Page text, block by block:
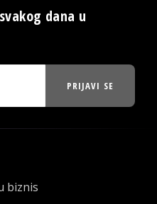
dana u
PRIJAVI SE
biznis